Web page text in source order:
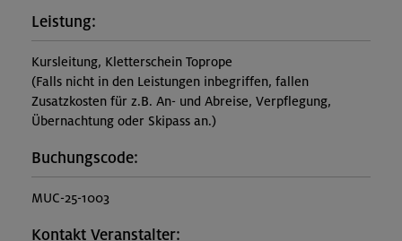
Leistung:
Kursleitung, Kletterschein Toprope
(Falls nicht in den Leistungen inbegriffen, fallen
Zusatzkosten für z.B. An- und Abreise, Verpflegung,
Übernachtung oder Skipass an.)
Buchungscode:
MUC-25-1003
Kontakt Veranstalter: